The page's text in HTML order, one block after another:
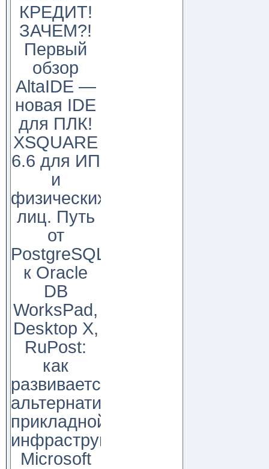
КРЕДИТ!
ЗАЧЕМ?!
Первый
обзор
AltaIDE —
новая IDE
для ПЛК!
XSQUARE
6.6 для ИП
и
физических
лиц. Путь
от
PostgreSQL
к Oracle
DB
WorksPad,
Desktop X,
RuPost:
как
развивается
альтернатива
прикладной
инфраструктуре
Microsoft